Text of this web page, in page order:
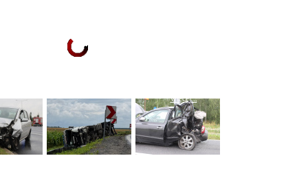
więcej...